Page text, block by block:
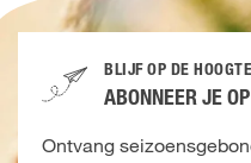
BLIJF OP DE HOOGTE
ABONNEER JE
Ontvang